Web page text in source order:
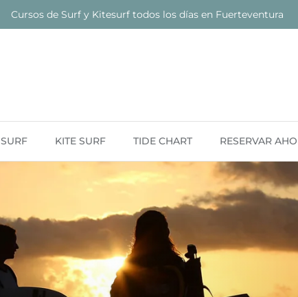
Cursos de Surf y Kitesurf todos los días en Fuerteventura
SURF KITE SURF TIDE CHART RESERVAR